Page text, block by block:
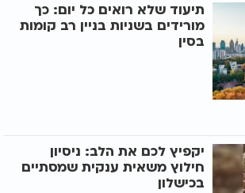
תיעוד שלא רואים כל יום: כך
מורידים בשניות בניין רב קומות
בסין
יקפיץ לכם את הלב: ניסיון
חילוץ משאית ענקית שמסתיים
בכישלון